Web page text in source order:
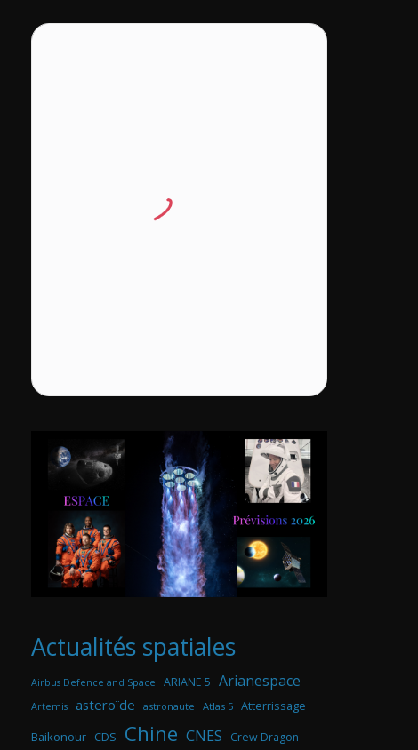
Actualités spatiales
Airbus Defence and Space ARIANE 5 Arianespace
Artemis asteroïde astronaute Atlas 5 Atterrissage
Baikonour CDS Chine CNES Crew Dragon